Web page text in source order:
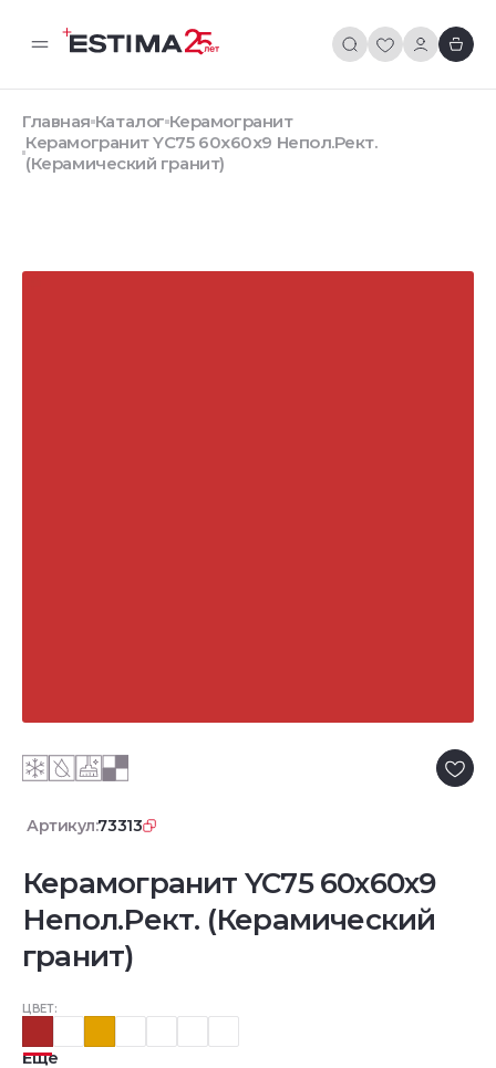
Главная Каталог Керамогранит
Керамогранит YC75 60x60x9 Непол.Рект.
(Керамический гранит)
Артикул:73313
Керамогранит YC75 60x60x9
Непол.Рект. (Керамический
гранит)
ЦВЕТ:
Еще